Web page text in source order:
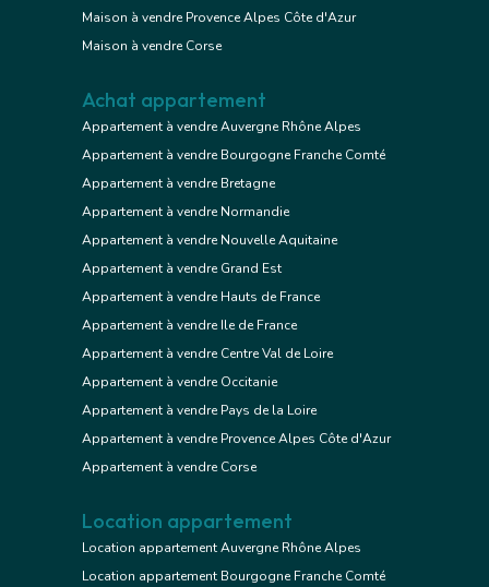
Maison à vendre Provence Alpes Côte d'Azur
Maison à vendre Corse
Achat appartement
Appartement à vendre Auvergne Rhône Alpes
Appartement à vendre Bourgogne Franche Comté
Appartement à vendre Bretagne
Appartement à vendre Normandie
Appartement à vendre Nouvelle Aquitaine
Appartement à vendre Grand Est
Appartement à vendre Hauts de France
Appartement à vendre Ile de France
Appartement à vendre Centre Val de Loire
Appartement à vendre Occitanie
Appartement à vendre Pays de la Loire
Appartement à vendre Provence Alpes Côte d'Azur
Appartement à vendre Corse
Location appartement
Location appartement Auvergne Rhône Alpes
Location appartement Bourgogne Franche Comté